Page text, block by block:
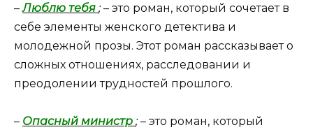
–Люблю тебя ;– это роман, который сочетает в
себе элементы женского детектива и
молодежной прозы. Этот роман рассказывает о
сложных отношениях, расследовании и
преодолении трудностей прошлого.
– Опасный министр ;– это роман, который